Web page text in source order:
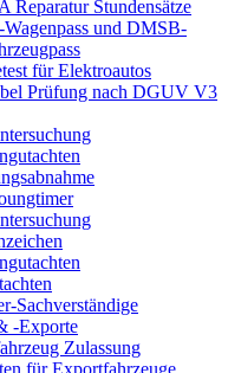
Reparatur Stundensätze
und DMSB-
für Elektroautos
Prüfung nach DGUV V3
Sachverständige
-Exporte
Zulassung
für Exportfahrzeuge